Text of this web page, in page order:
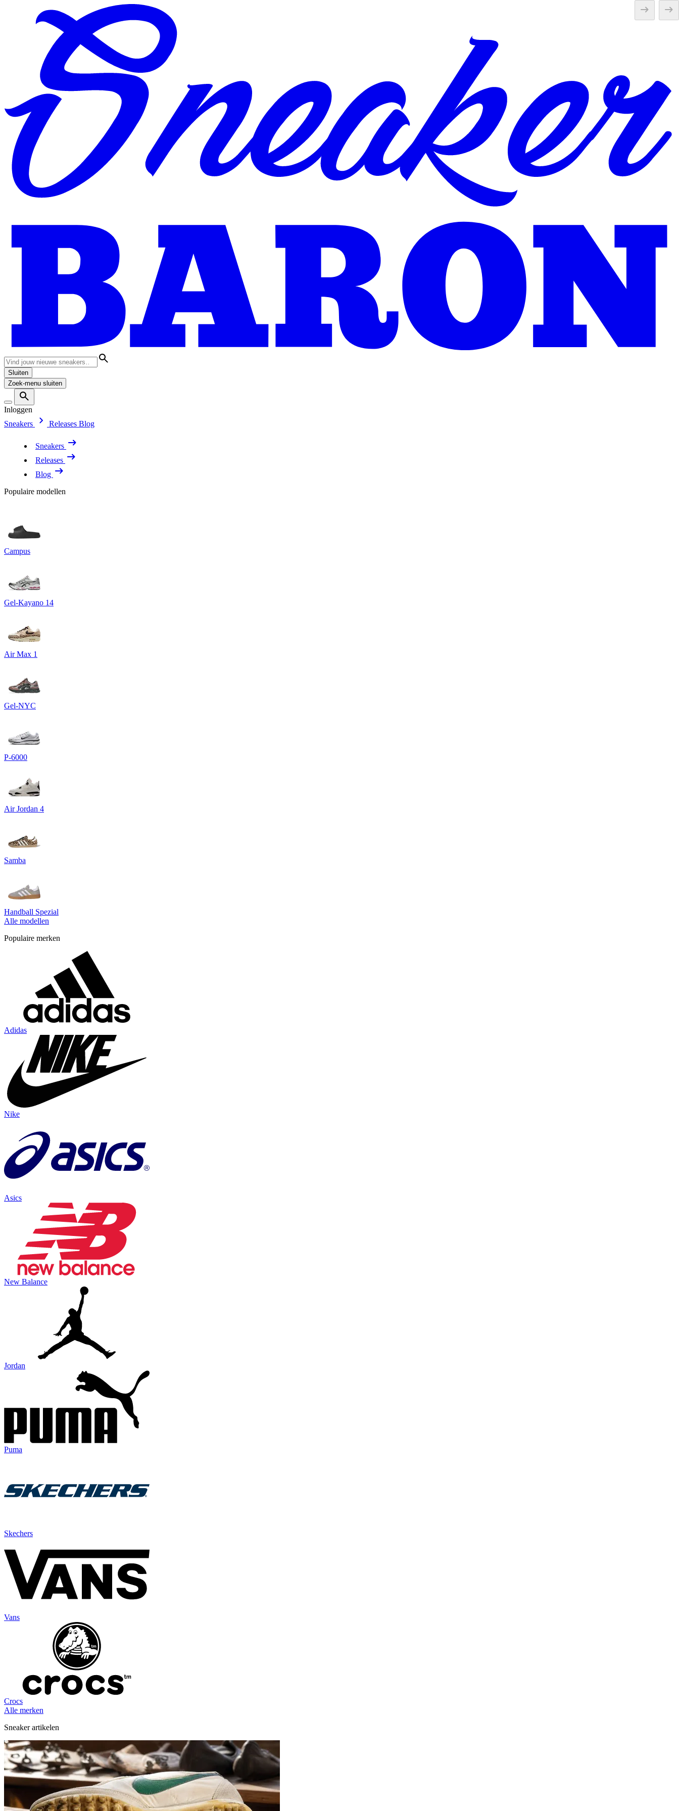
Sluiten
Zoek-menu sluiten
Inloggen
Sneakers
Releases Blog
Sneakers
Releases
Blog
Populaire modellen
Campus
Gel-Kayano 14
Air Max 1
Gel-NYC
P-6000
Air Jordan 4
Samba
Handball Spezial
Alle modellen
Populaire merken
Adidas
Nike
Asics
New Balance
Jordan
Puma
Skechers
Vans
Crocs
Alle merken
Sneaker artikelen